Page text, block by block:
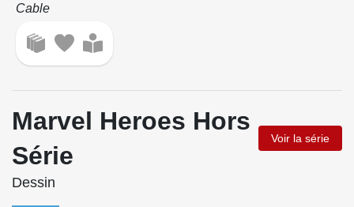
Cable
Marvel Heroes Hors
Série
Voir la série
Dessin